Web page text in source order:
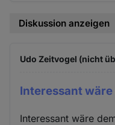
Diskussion anzeigen
Udo Zeitvogel (nicht
Interessant
Interessant wäre